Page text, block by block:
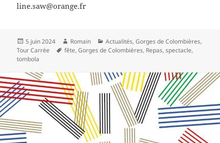
line.saw@orange.fr
Publié
le
5 juin 2024 Auteur
Romain Catégories
Actualités,Gorges de Colombières,
Tour Carrée
Mots-
fête,Gorges de Colombières, Repas,spectacle,
tombola